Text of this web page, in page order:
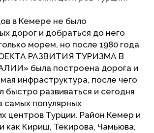
в Кемере не было
дорог и добраться до него
морем, но после 1980 года
РАЗВИТИЯ ТУРИЗМА В
была построена дорога и
инфраструктура, после чего
быстро развиваться и сегодня
самых популярных
центров Турции. Район Кемер и
как Кириш, Текирова, Чамьюва,